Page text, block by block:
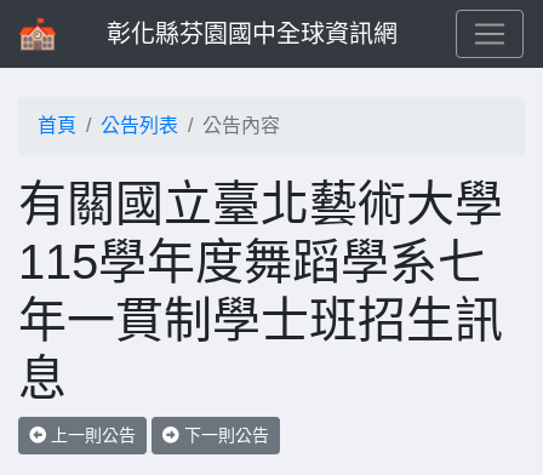
彰化縣芬園國中全球資訊網
首頁 公告列表 公告內容
有關國立臺北藝術大學
115學年度舞蹈學系七
年一貫制學士班招生訊
息
上一則公告 下一則公告